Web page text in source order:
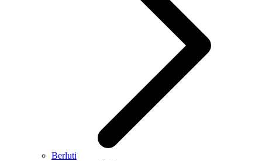
Berluti